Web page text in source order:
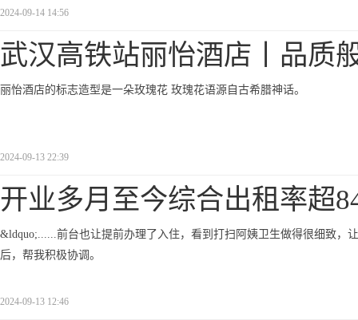
2024-09-14 14:56
武汉高铁站丽怡酒店丨品质
丽怡酒店的标志造型是一朵玫瑰花 玫瑰花语源自古希腊神话。
2024-09-13 22:39
开业多月至今综合出租率超
&ldquo;......前台也让提前办理了入住，看到打扫阿姨卫生做得很细致，
后，帮我积极协调。
2024-09-13 12:46